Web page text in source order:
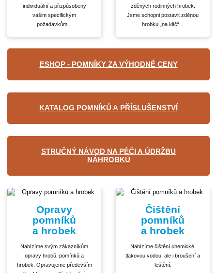
individuální a přizpůsobený
vašim specifickým
požadavkům...
zděných rodinných hrobek.
Jsme schopni postavit zděnou
hrobku „na klíč“...
ESHOP - POMNÍKY ZA VÝHODNÉ CENY
KATALOG POMNÍKŮ A PŘÍSLUŠENSTVÍ
STRUČNÝ NÁVOD NA PÉČI A ÚDRŽBU
NÁHROBKŮ
Opravy
pomníků
a hrobek
Nabízíme svým zákazníkům
opravy hrobů, pomínků a
hrobek. Opravujeme především
Čištění
pomníků
a hrobek
Nabízíme čištění chemické,
tlakovou vodou, ale i broušení a
leštění.